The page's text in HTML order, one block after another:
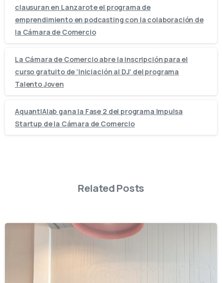
clausuran en Lanzarote el programa de
emprendimiento en podcasting con la colaboración de
la Cámara de Comercio
La Cámara de Comercio abre la inscripción para el
curso gratuito de ‘Iniciación al DJ’ del programa
Talento Joven
AquantIAlab gana la Fase 2 del programa Impulsa
Startup de la Cámara de Comercio
Related Posts